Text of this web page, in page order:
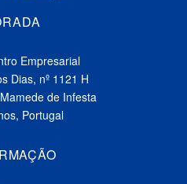
Empresarial
Dias, nº 1121 H
de Infesta
Portugal